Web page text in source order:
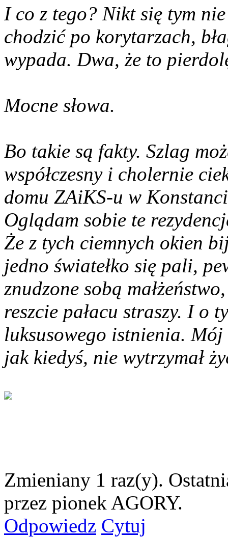
I co z tego? Nikt się tym
chodzić po korytarzach,
wypada. Dwa, że to
Mocne słowa.
Bo takie są fakty. Szlag
współczesny i cholernie
domu ZAiKS-u w
Oglądam sobie te
Że z tych ciemnych okien
jedno światełko się pali,
znudzone sobą
reszcie pałacu straszy. I o
luksusowego istnienia.
jak kiedyś, nie wytrzymał
Zmieniany 1 raz(y).
przez pionek AGORY.
Odpowiedz Cytuj